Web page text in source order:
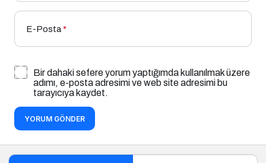
E-Posta*
Bir dahaki sefere yorum yaptığımda kullanılmak üzere
adımı, e-posta adresimi ve web site adresimi bu
tarayıcıya kaydet.
YORUM GÖNDER